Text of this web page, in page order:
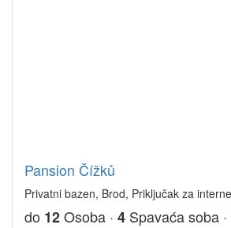
Pansion Čížků
Privatni bazen, Brod, Priključak za
do 12Osoba · 4 Spavaća soba ·